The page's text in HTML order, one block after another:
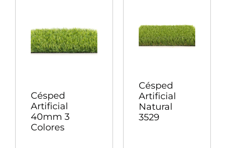
Césped
Artificial
40mm 3
Colores
Césped
Artificial
Natural
3529